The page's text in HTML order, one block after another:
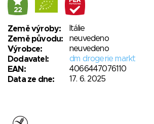
22
Země výroby:
Itálie
Země původu:
neuvedeno
Výrobce:
neuvedeno
Dodavatel:
dm drogerie markt
EAN:
4066447076110
Data ze dne:
17. 6. 2025